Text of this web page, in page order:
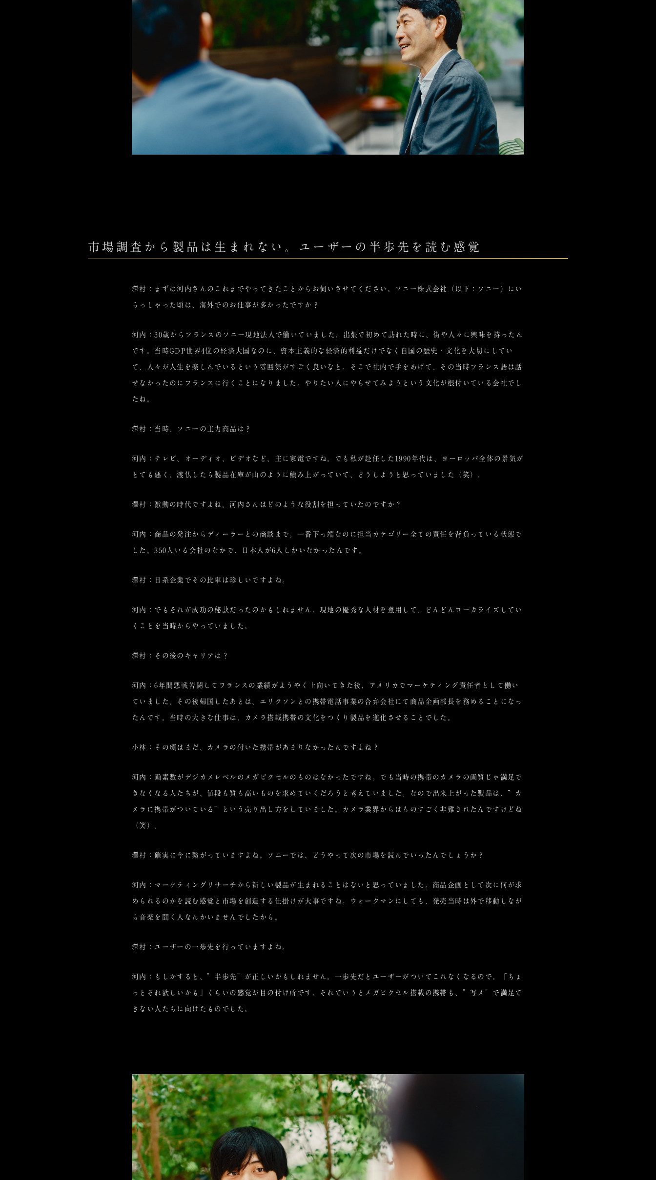
市場調査から製品は生まれない。ユーザーの半歩先を読む感覚
澤村：まずは河内さんのこれまでやってきたことからお伺いさせてください。ソニー株式会社（以下：ソニー）にい
らっしゃった頃は、海外でのお仕事が多かったですか？
河内：30歳からフランスのソニー現地法人で働いていました。出張で初めて訪れた時に、街や人々に興味を持ったん
です。当時GDP世界4位の経済大国なのに、資本主義的な経済的利益だけでなく自国の歴史・文化を大切にしてい
て、人々が人生を楽しんでいるという雰囲気がすごく良いなと。そこで社内で手をあげて、その当時フランス語は話
せなかったのにフランスに行くことになりました。やりたい人にやらせてみようという文化が根付いている会社でし
たね。
澤村：当時、ソニーの主力商品は？
河内：テレビ、オーディオ、ビデオなど、主に家電ですね。でも私が赴任した1990年代は、ヨーロッパ全体の景気が
とても悪く、渡仏したら製品在庫が山のように積み上がっていて、どうしようと思っていました（笑）。
澤村：激動の時代ですよね。河内さんはどのような役割を担っていたのですか？
河内：商品の発注からディーラーとの商談まで。一番下っ端なのに担当カテゴリー全ての責任を背負っている状態で
した。350人いる会社のなかで、日本人が6人しかいなかったんです。
澤村：日系企業でその比率は珍しいですよね。
河内：でもそれが成功の秘訣だったのかもしれません。現地の優秀な人材を登用して、どんどんローカライズしてい
くことを当時からやっていました。
澤村：その後のキャリアは？
河内：6年間悪戦苦闘してフランスの業績がようやく上向いてきた後、アメリカでマーケティング責任者として働い
ていました。その後帰国したあとは、エリクソンとの携帯電話事業の合弁会社にて商品企画部長を務めることになっ
たんです。当時の大きな仕事は、カメラ搭載携帯の文化をつくり製品を進化させることでした。
小林：その頃はまだ、カメラの付いた携帯があまりなかったんですよね？
河内：画素数がデジカメレベルのメガピクセルのものはなかったですね。でも当時の携帯のカメラの画質じゃ満足で
きなくなる人たちが、値段も質も高いものを求めていくだろうと考えていました。なので出来上がった製品は、”カ
メラに携帯がついている”という売り出し方をしていました。カメラ業界からはものすごく非難されたんですけどね
（笑）。
澤村：確実に今に繋がっていますよね。ソニーでは、どうやって次の市場を読んでいったんでしょうか？
河内：マーケティングリサーチから新しい製品が生まれることはないと思っていました。商品企画として次に何が求
められるのかを読む感覚と市場を創造する仕掛けが大事ですね。ウォークマンにしても、発売当時は外で移動しなが
ら音楽を聞く人なんかいませんでしたから。
澤村：ユーザーの一歩先を行っていますよね。
河内：もしかすると、”半歩先”が正しいかもしれません。一歩先だとユーザーがついてこれなくなるので。「ちょ
っとそれ欲しいかも」くらいの感覚が目の付け所です。それでいうとメガピクセル搭載の携帯も、”写メ”で満足で
きない人たちに向けたものでした。